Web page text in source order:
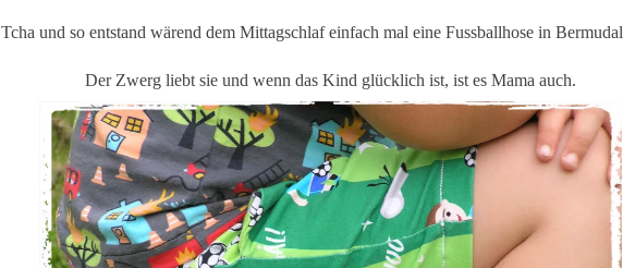
Tcha und so entstand wärend dem Mittagschlaf einfach mal eine Fussballhose in
Der Zwerg liebt sie und wenn das Kind glücklich ist, ist es Mama auch.